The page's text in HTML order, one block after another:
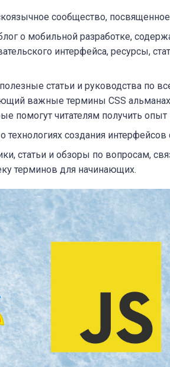
сообщество,
о мобильной разработке,
интерфейса, ресурсы,
статьи и руководства по
важные термины CSS
помогут читателям получить
технологиях создания
статьи и обзоры по вопросам,
терминов для начинающих.